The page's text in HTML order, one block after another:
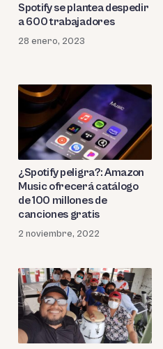
Spotify se plantea despedir
a 600 trabajadores
28 enero, 2023
¿Spotify peligra?: Amazon
Music ofrecerá catálogo
de 100 millones de
canciones gratis
2 noviembre, 2022